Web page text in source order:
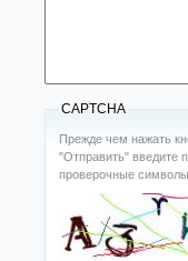
CAPTCHA
Прежде чем нажать
"Отправить" введите
проверочные